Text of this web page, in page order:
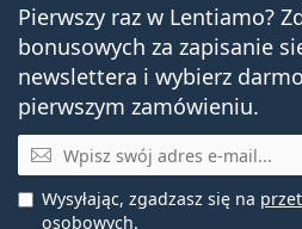
Pierwszy raz w Lentiamo?
bonusowych za zapisanie
newslettera i wybierz
pierwszym zamówieniu.
E-mail
Wysyłając, zgadzasz się na
osobowych.